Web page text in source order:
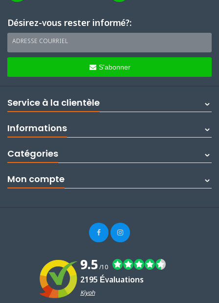
Désirez-vous rester informé?:
ADRESSE COURRIEL
S'abonner
Service à la clientèle
Informations
Catégories
Mon compte
9.5/10
2195 Évaluations
Kiyoh